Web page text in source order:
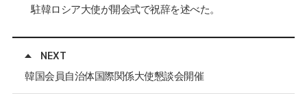
駐韓ロシア大使が開会式で祝辞を述べた。
NEXT
韓国会員自治体国際関係大使懇談会開催